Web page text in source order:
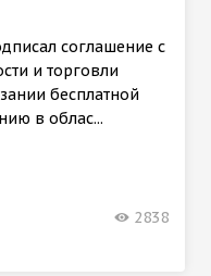
соглашение с
и торговли
бесплатной
в облас...
2838